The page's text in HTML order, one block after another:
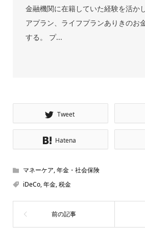
金融機関に在籍していた経験を活か
アプラン、ライフプランありきのお
する。 プ...
Tweet
Hatena
マネーケア,年金・社会保険
iDeCo,年金,税金